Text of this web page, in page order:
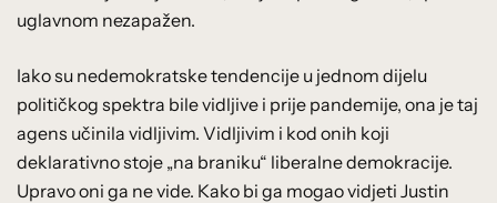
uglavnom nezapažen.
Iako su nedemokratske tendencije u jednom dijelu
političkog spektra bile vidljive i prije pandemije, ona je taj
agens učinila vidljivim. Vidljivim i kod onih koji
deklarativno stoje „na braniku“ liberalne demokracije.
Upravo oni ga ne vide. Kako bi ga mogao vidjeti Justin